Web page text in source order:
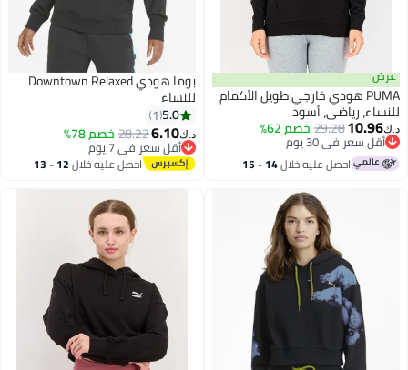
عرض
PUMA هودي خارجي طويل الأكمام
للنساء، رياضي، أسود
د.ك‏10.96
29.28خصم 62%
أقل سعر في 30 يوم
أقل سعر في 30 يوماحصل عليه خلال 14 - 15
بوما هودي Downtown Relaxed
للنساء
5.0
1
د.ك‏6.10
28.22خصم 78%
أقل سعر في 7 يوم
أقل سعر في 7 يوماحصل عليه خلال 12 - 13